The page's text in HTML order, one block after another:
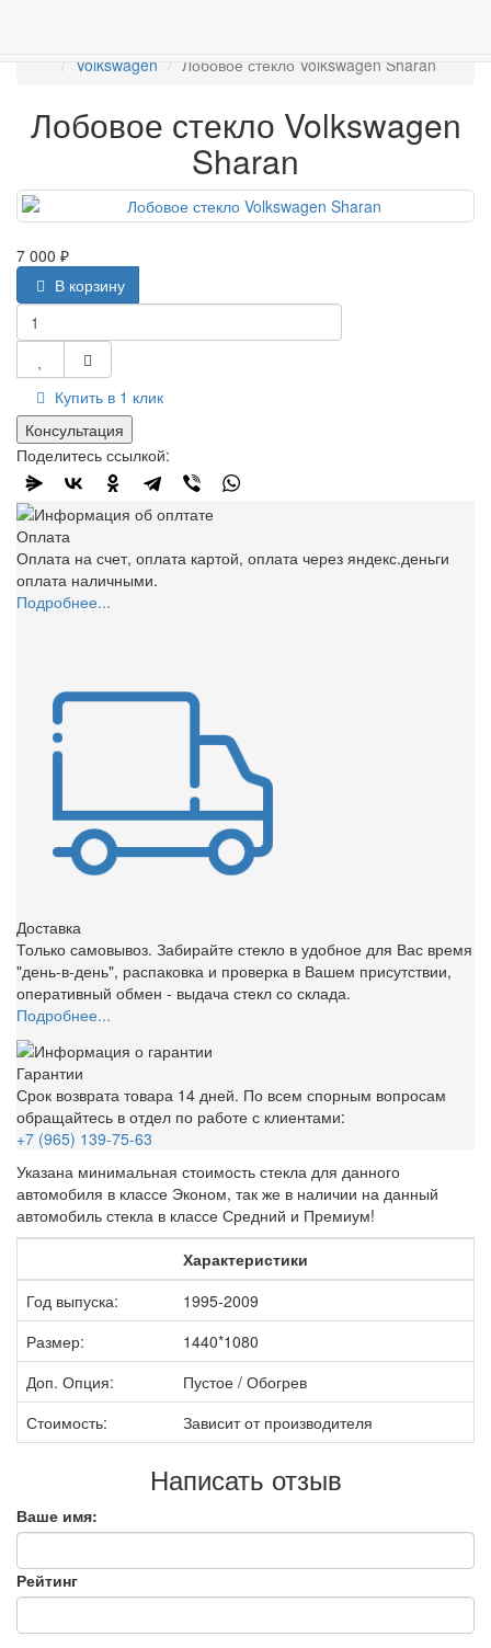
Volkswagen
Лобовое стекло Volkswagen Sharan
Лобовое стекло Volkswagen
Sharan
7 000 ₽
В корзину
Купить в 1 клик
Консультация
Поделитесь ссылкой:
Оплата
Оплата на счет, оплата картой, оплата через яндекс.деньги
оплата наличными.
Подробнее...
Доставка
Только самовывоз. Забирайте стекло в удобное для Вас время
"день-в-день", распаковка и проверка в Вашем присутствии,
оперативный обмен - выдача стекл со склада.
Подробнее...
Гарантии
Срок возврата товара 14 дней. По всем спорным вопросам
обращайтесь в отдел по работе с клиентами:
+7 (965) 139-75-63
Указана минимальная стоимость стекла для данного
автомобиля в классе Эконом, так же в наличии на данный
автомобиль стекла в классе Средний и Премиум!
Характеристики
Год выпуска:
1995-2009
Размер:
1440*1080
Доп. Опция:
Пустое / Обогрев
Стоимость:
Зависит от производителя
Написать отзыв
Ваше имя:
Рейтинг